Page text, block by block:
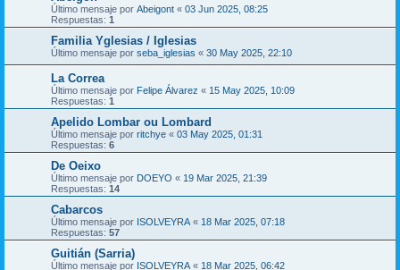
Último mensaje por Abeigont « 03 Jun 2025, 08:25
Respuestas: 1
Familia Yglesias / Iglesias
Último mensaje por seba_iglesias « 30 May 2025, 22:10
La Correa
Último mensaje por Felipe Álvarez « 15 May 2025, 10:09
Respuestas: 1
Apelido Lombar ou Lombard
Último mensaje por ritchye « 03 May 2025, 01:31
Respuestas: 6
De Oeixo
Último mensaje por DOEYO « 19 Mar 2025, 21:39
Respuestas: 14
Cabarcos
Último mensaje por ISOLVEYRA « 18 Mar 2025, 07:18
Respuestas: 57
Guitián (Sarria)
Último mensaje por ISOLVEYRA « 18 Mar 2025, 06:42